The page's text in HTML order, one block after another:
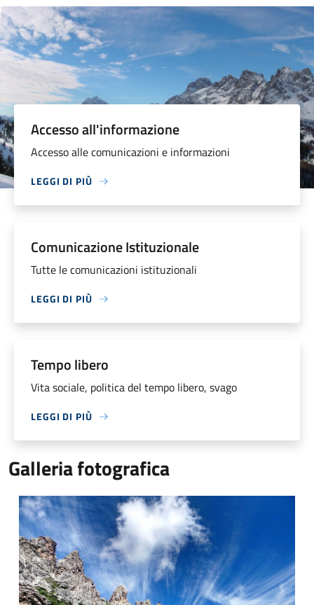
Accesso all'informazione
Accesso alle comunicazioni e informazioni
LEGGI DI PIÙ
Comunicazione Istituzionale
Tutte le comunicazioni istituzionali
LEGGI DI PIÙ
Tempo libero
Vita sociale, politica del tempo libero, svago
LEGGI DI PIÙ
Galleria fotografica
Foto 1